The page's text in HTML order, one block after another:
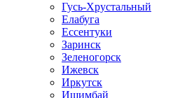
Гусь-Хрустальный
Елабуга
Ессентуки
Заринск
Зеленогорск
Ижевск
Иркутск
Ишимбай